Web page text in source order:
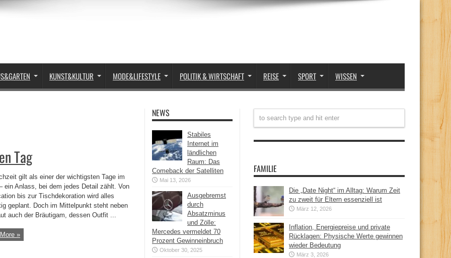
KUNST&KULTUR MODE&LIFESTYLE POLITIK & WIRTSCHAFT REISE SPORT WISSEN
Tag
gilt als einer der wichtigsten Tage im
ein Anlass, bei dem jedes Detail zählt. Von
bis zur Tischdekoration wird alles
geplant. Doch im Mittelpunkt steht neben
auch der Bräutigam, dessen Outfit ...
»
NEWS
Stabiles
Internet im
ländlichen
Raum: Das
Comeback der Satelliten
Mai 13, 2026
Ausgebremst
durch
Absatzminus
und Zölle:
Mercedes vermeldet 70
Prozent Gewinneinbruch
Oktober 30, 2025
FAMILIE
Die „Date Night“ im Alltag: Warum Zeit
zu zweit für Eltern essenziell ist
März 12, 2026
Inflation, Energiepreise und private
Rücklagen: Physische Werte gewinnen
wieder Bedeutung
März 3, 2026